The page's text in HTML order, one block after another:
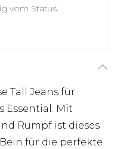
vom Status.
Tall Jeans für
Essential. Mit
Rumpf ist dieses
für die perfekte